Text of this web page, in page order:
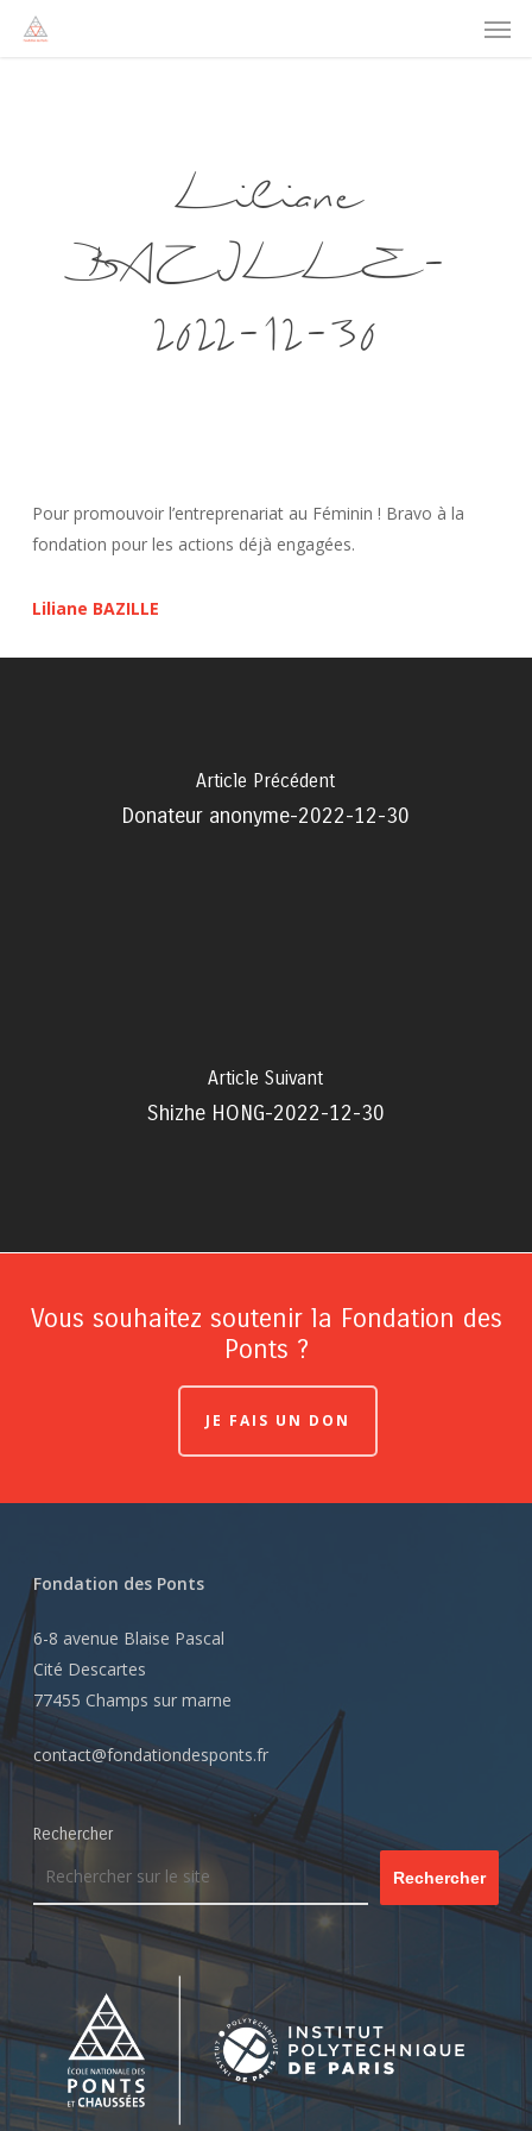
Liliane
BAZILLE-
2022-12-30
Pour promouvoir l’entreprenariat au Féminin ! Bravo à la
fondation pour les actions déjà engagées.
Liliane BAZILLE
Article Précédent
Donateur anonyme-2022-12-30
Article Suivant
Shizhe HONG-2022-12-30
Vous souhaitez soutenir la Fondation des
Ponts ?
JE FAIS UN DON
Fondation des Ponts
6-8 avenue Blaise Pascal
Cité Descartes
77455 Champs sur marne
contact@fondationdesponts.fr
Rechercher
Rechercher